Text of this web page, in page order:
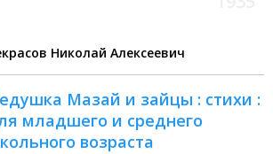
Николай Алексеевич
Мазай и зайцы : стихи :
младшего и среднего
возраста